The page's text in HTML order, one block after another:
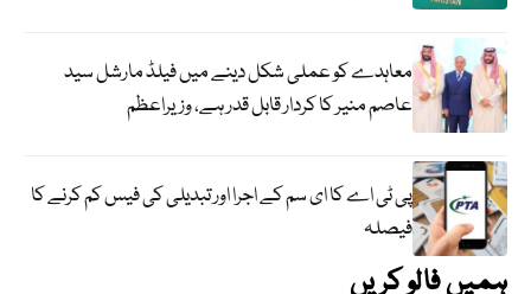
معاہدے کو عملی شکل دینے میں فیلڈ مارشل سید
عاصم منیر کا کردار قابل قدر ہے، وزیراعظم
پی ٹی اے کا ای سم کے اجرا اور تبدیلی کی فیس کم کرنے کا
فیصلہ
ہمیں فالو کریں